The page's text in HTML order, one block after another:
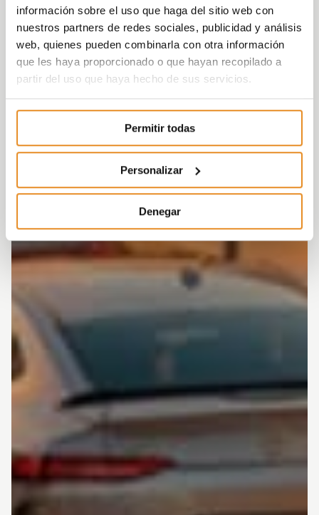
información sobre el uso que haga del sitio web con
nuestros partners de redes sociales, publicidad y análisis
web, quienes pueden combinarla con otra información
que les haya proporcionado o que hayan recopilado a
partir del uso que haya hecho de sus servicios.
Permitir todas
Personalizar
Denegar